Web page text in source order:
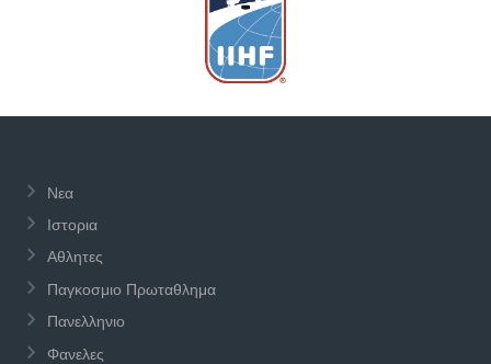
Νεα
Ιστορια
Αθλητες
Παγκοσμιο Πρωταθλημα
Πανελληνιο
Φανελες